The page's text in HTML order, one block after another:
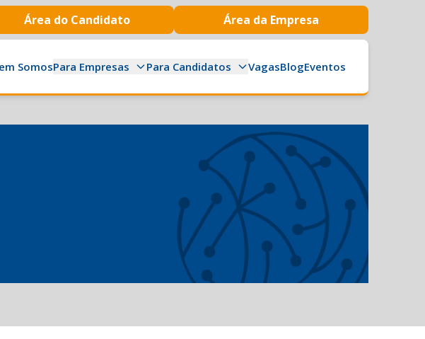
Área do Candidato Área da Empresa
SomosPara Empresas Para Candidatos VagasBlogEventos